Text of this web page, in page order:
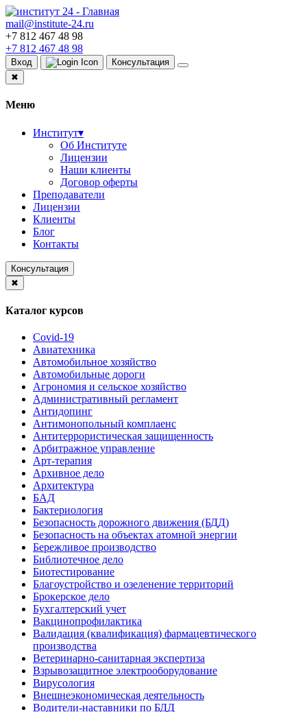
mail@institute-24.ru
+7 812 467 48 98
+7 812 467 48 98
Вход
Консультация
✖
Меню
Институт▾
Об Институте
Лицензии
Наши клиенты
Договор оферты
Преподаватели
Лицензии
Клиенты
Блог
Контакты
Консультация
✖
Каталог курсов
Covid-19
Авиатехника
Автомобильное хозяйство
Автомобильные дороги
Агрономия и сельское хозяйство
Административный регламент
Антидопинг
Антимонопольный комплаенс
Антитеррористическая защищенность
Арбитражное управление
Арт-терапия
Архивное дело
Архитектура
БАД
Бактериология
Безопасность дорожного движения (БДД)
Безопасность на объектах атомной энергии
Бережливое производство
Библиотечное дело
Биотестирование
Благоустройство и озеленение территорий
Брокерское дело
Бухгалтерский учет
Вакцинопрофилактика
Валидация (квалификация) фармацевтического
производства
Ветеринарно-санитарная экспертиза
Взрывозащитное электрооборудование
Вирусология
Внешнеэкономическая деятельность
Водители-наставники по БДД